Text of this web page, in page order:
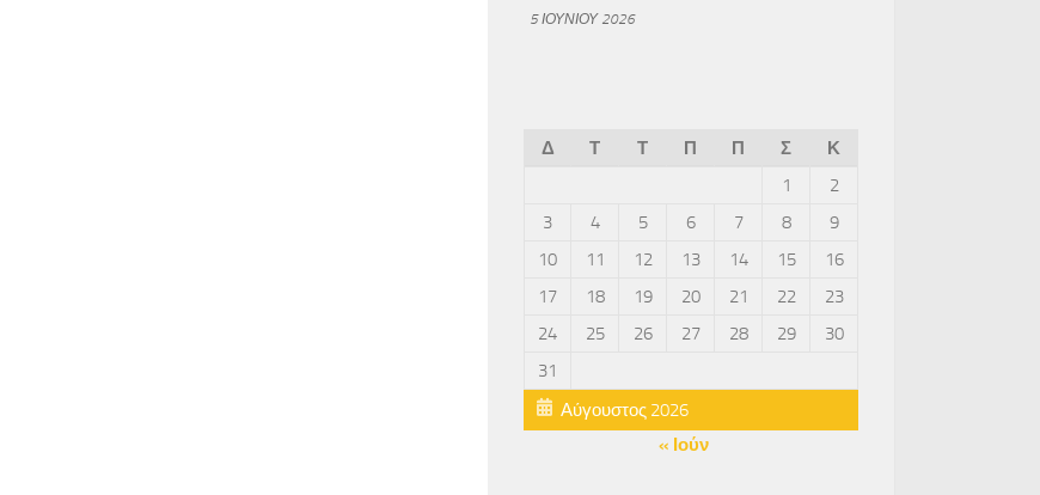
5 ΙΟΥΝΊΟΥ 2026
Αύγουστος 2026
Δ Τ Τ Π Π Σ
Κ
1
2
3
4 5 6 7 8
9
10
11 12 13 14 15
16
17
18 19 20 21 22
23
24
25 26 27 28 29
30
31
« Ιούν